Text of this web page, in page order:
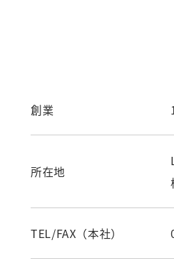
創業
所在地
TEL/FAX（本社）